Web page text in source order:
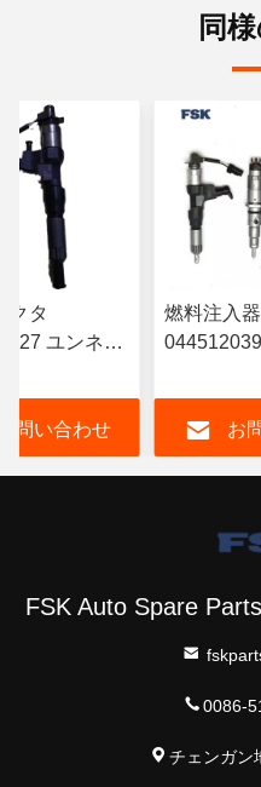
同
クタ
ユンネイ
子燃料インジ
道インジェク
問い合わせ
燃料注入器
FSKG
お
FSK Auto Spare
0086-
チェンガン